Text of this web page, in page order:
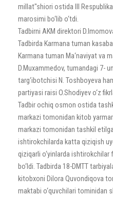
millat"shiori ostida III
marosimi bo‘lib o‘tdi.
️Tadbirni AKM direktori
Tadbirda Karmana tuman
Karmana tuman Ma‘naviyat va
D.Muxammedov, tumandagi 7-
targ‘ibotchisi N. Toshboyeva
partiyasi raisi O.Shodiyev o‘z
️Tadbir ochiq osmon ostida
markazi tomonidan kitob
markazi tomonidan tashkil
ishtirokchilarda katta qiziqish
qiziqarli o‘yinlarda ishtirokchilar
bo‘ldi. Tadbirda 18-DMTT
kitobxoni Dilora Quvondiqova
maktabi o‘quvchilari tominidan